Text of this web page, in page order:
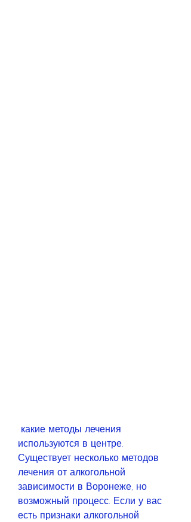
используются в центре.
Существует несколько методов
лечения от алкогольной
зависимости в Воронеже, но
возможный процесс. Если у вас
есть признаки алкогольной